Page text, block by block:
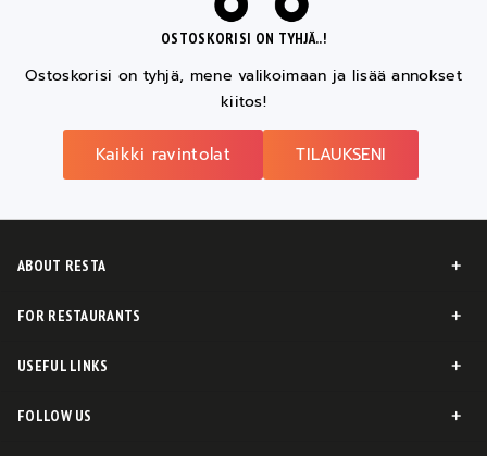
OSTOSKORISI ON TYHJÄ..!
Ostoskorisi on tyhjä, mene valikoimaan ja lisää annokset
kiitos!
Kaikki ravintolat TILAUKSENI
ABOUT RESTA
FOR RESTAURANTS
USEFUL LINKS
FOLLOW US